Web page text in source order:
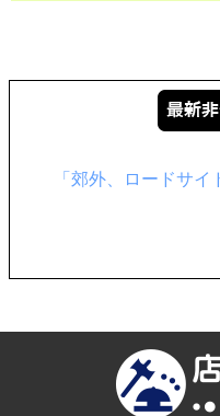
飲食店居抜き サイ